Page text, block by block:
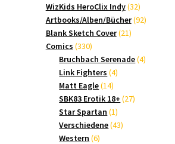
Produkte
WizKids HeroClix Indy 3232
Produkte
Artbooks/Alben/Bücher 9292
Blank Sketch Cover 2121
Comics 330330
Produkte
Bruchbach Serenade 44
Link Fighters 44
Matt Eagle 1414
Produkte
SBK83 Erotik 18+ 2727
Star Spartan 11
Produkt
Verschiedene 4343
Western 66